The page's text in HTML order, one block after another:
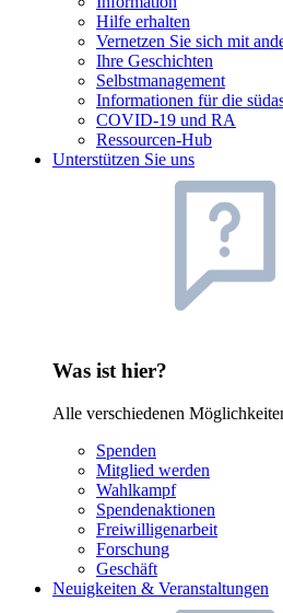
Hilfe erhalten
Vernetzen Sie sich mit
Ihre Geschichten
Selbstmanagement
Informationen für die
COVID-19 und RA
Ressourcen-Hub
Unterstützen Sie uns
Was ist hier?
Alle verschiedenen
Spenden
Mitglied werden
Wahlkampf
Spendenaktionen
Freiwilligenarbeit
Forschung
Geschäft
Neuigkeiten & Veranstaltungen